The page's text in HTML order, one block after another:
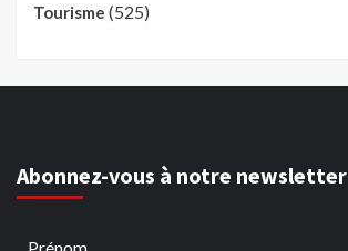
Tourisme (525)
Abonnez-vous à notre newsletter